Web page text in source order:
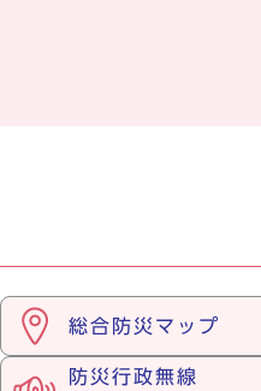
総合防災マップ
防災行政無線